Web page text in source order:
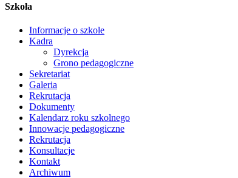
Szkoła
Informacje o szkole
Kadra
Dyrekcja
Grono pedagogiczne
Sekretariat
Galeria
Rekrutacja
Dokumenty
Kalendarz roku szkolnego
Innowacje pedagogiczne
Rekrutacja
Konsultacje
Kontakt
Archiwum